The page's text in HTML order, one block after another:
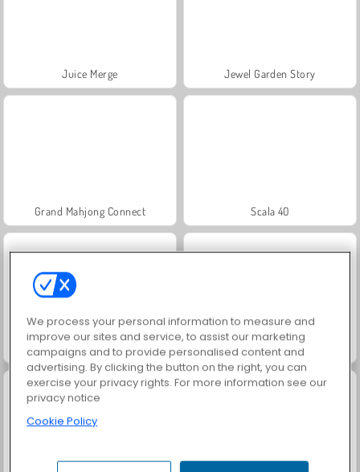
Juice Merge Jewel Garden Story
Grand Mahjong Connect Scala 40
Fashion Princess - Dress Up for Girls Paciência FRVR
We process your personal information to measure and
improve our sites and service, to assist our marketing
campaigns and to provide personalised content and
advertising. By clicking the button on the right, you can
exercise your privacy rights. For more information see our
privacy notice
Cookie Policy